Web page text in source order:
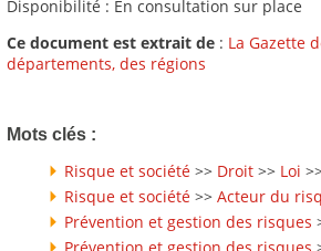
Disponibilité : En consultation sur place
Ce document est extrait de : La Gazette
départements, des régions
Mots clés :
Risque et société >> Droit >> Loi
Risque et société >> Acteur du
Prévention et gestion des risques